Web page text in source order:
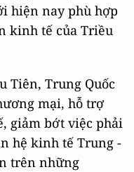
hiện nay phù hợp
kinh tế của Triều
Tiên, Trung Quốc
mại, hỗ trợ
giảm bớt việc phải
hệ kinh tế Trung -
trên những